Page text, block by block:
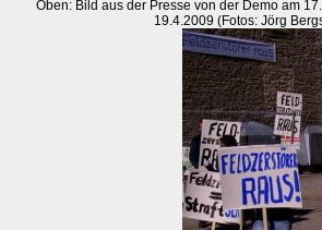
Oben: Bild aus der Presse von der Demo am
19.4.2009 (Fotos: Jörg